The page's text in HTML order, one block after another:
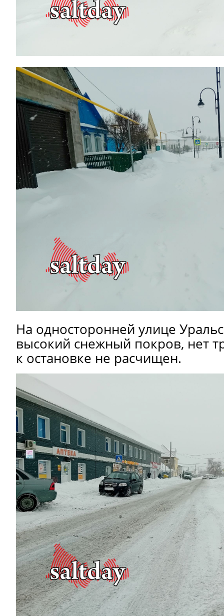
На односторонней улице
высокий снежный покров, нет
к остановке не расчищен.